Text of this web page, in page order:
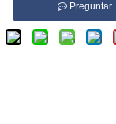
Preguntar